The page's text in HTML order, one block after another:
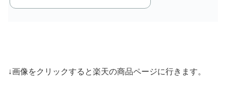
↓画像をクリックすると楽天の商品ページに行きます。